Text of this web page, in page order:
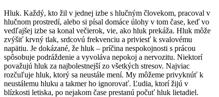
Hluk. Každý, kto žil v jednej izbe s hlučným človekom, pracoval v
hlučnom prostredí, alebo si písal domáce úlohy v tom čase, keď vo
vedľajšej izbe sa konal večierok, vie, ako hluk prekáža. Hluk môže
zvýšiť krvný tlak, srdcovú frekvenciu a priviesť k svalovému
napätiu. Je dokázané, že hluk – príčina nespokojnosti s prácou
spôsobuje podráždenie a vyvoláva nepokoj a nervozitu. Niektorí
považujú hluk za najbolestnejší zo všetkých stresov. Najviac
rozčuľuje hluk, ktorý sa neustále mení. My môžeme privyknúť k
neustálemu hluku a takmer ho ignorovať. Ľudia, ktorí žijú v
blízkosti letiska, po nejakom čase prestanú počuť hluk lietadiel.